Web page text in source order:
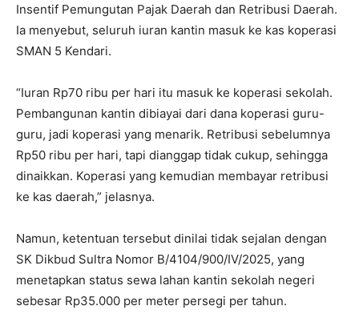
Insentif Pemungutan Pajak Daerah dan Retribusi Daerah.
Ia menyebut, seluruh iuran kantin masuk ke kas koperasi
SMAN 5 Kendari.
“Iuran Rp70 ribu per hari itu masuk ke koperasi sekolah.
Pembangunan kantin dibiayai dari dana koperasi guru-
guru, jadi koperasi yang menarik. Retribusi sebelumnya
Rp50 ribu per hari, tapi dianggap tidak cukup, sehingga
dinaikkan. Koperasi yang kemudian membayar retribusi
ke kas daerah,” jelasnya.
Namun, ketentuan tersebut dinilai tidak sejalan dengan
SK Dikbud Sultra Nomor B/4104/900/IV/2025, yang
menetapkan status sewa lahan kantin sekolah negeri
sebesar Rp35.000 per meter persegi per tahun.